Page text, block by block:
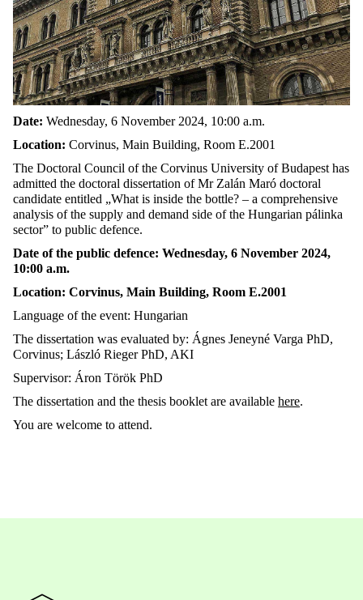
Date: Wednesday, 6 November 2024, 10:00 a.m.
Location: Corvinus, Main Building, Room E.2001
The Doctoral Council of the Corvinus University of Budapest has
admitted the doctoral dissertation of Mr Zalán Maró doctoral
candidate entitled „What is inside the bottle? – a comprehensive
analysis of the supply and demand side of the Hungarian pálinka
sector” to public defence.
Date of the public defence: Wednesday, 6 November 2024,
10:00 a.m.
Location: Corvinus, Main Building, Room E.2001
Language of the event: Hungarian
The dissertation was evaluated by: Ágnes Jeneyné Varga PhD,
Corvinus; László Rieger PhD, AKI
Supervisor: Áron Török PhD
The dissertation and the thesis booklet are available here.
You are welcome to attend.